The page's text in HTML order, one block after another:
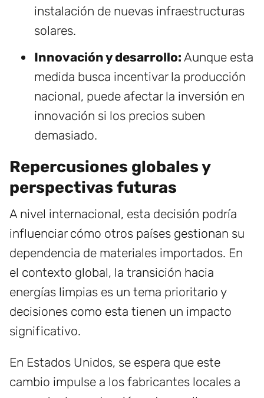
instalación de nuevas infraestructuras
solares.
Innovación y desarrollo: Aunque esta
medida busca incentivar la producción
nacional, puede afectar la inversión en
innovación si los precios suben
demasiado.
Repercusiones globales y
perspectivas futuras
A nivel internacional, esta decisión podría
influenciar cómo otros países gestionan su
dependencia de materiales importados. En
el contexto global, la transición hacia
energías limpias es un tema prioritario y
decisiones como esta tienen un impacto
significativo.
En Estados Unidos, se espera que este
cambio impulse a los fabricantes locales a